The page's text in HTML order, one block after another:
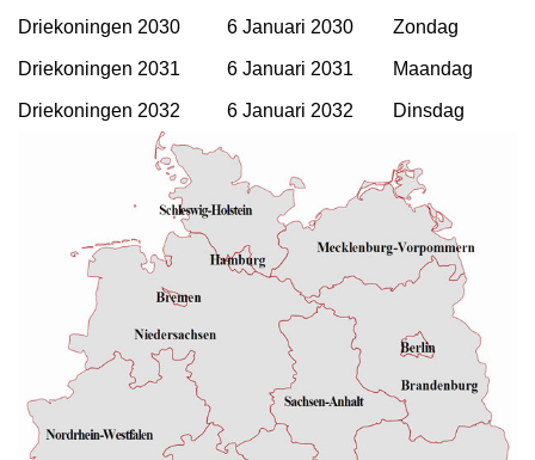
Driekoningen 2030 6 Januari 2030 Zondag
Driekoningen 2031 6 Januari 2031 Maandag
Driekoningen 2032 6 Januari 2032 Dinsdag